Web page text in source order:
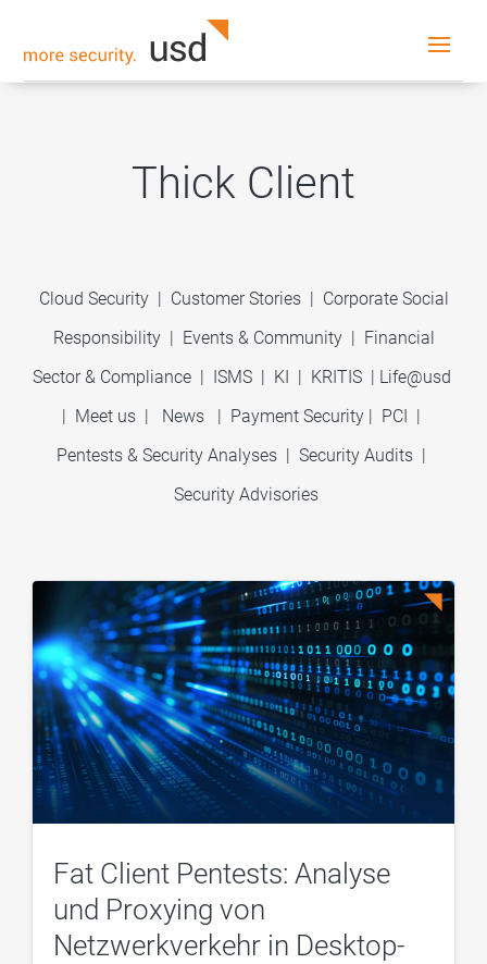
Thick Client
Cloud Security | Customer Stories| Corporate Social
Responsibility| Events & Community | Financial
Sector & Compliance| ISMS| KI | KRITIS| Life@usd
| Meet us | News | Payment Security | PCI |
Pentests & Security Analyses | Security Audits |
Security Advisories
Fat Client Pentests: Analyse
und Proxying von
Netzwerkverkehr in Desktop-